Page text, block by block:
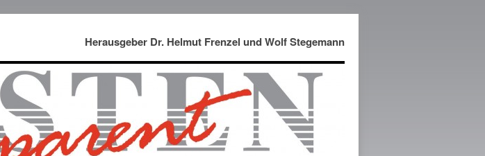
Herausgeber Dr. Helmut Frenzel und Wolf Stegemann